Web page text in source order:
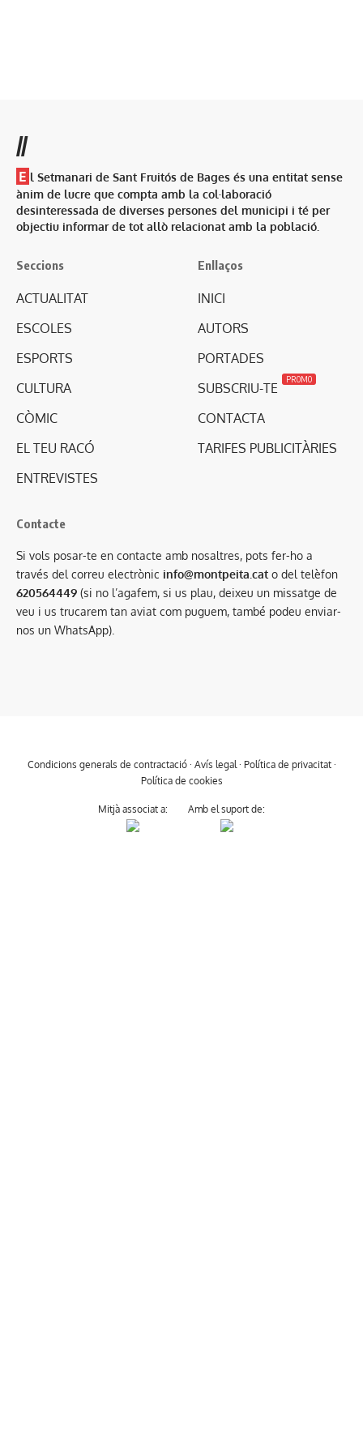
//
E l Setmanari de Sant Fruitós de Bages és una entitat sense
ànim de lucre que compta amb la col·laboració
desinteressada de diverses persones del municipi i té per
objectiu informar de tot allò relacionat amb la població.
Seccions
ACTUALITAT
ESCOLES
ESPORTS
CULTURA
CÒMIC
EL TEU RACÓ
ENTREVISTES
Enllaços
INICI
AUTORS
PORTADES
SUBSCRIU-TE
PROMO
CONTACTA
TARIFES PUBLICITÀRIES
Contacte
Si vols posar-te en contacte amb nosaltres, pots fer-ho a
través del correu electrònic info@montpeita.cat o del telèfon
620564449 (si no l’agafem, si us plau, deixeu un missatge de
veu i us trucarem tan aviat com puguem, també podeu enviar-
nos un WhatsApp).
Condicions generals de contractació· Avís legal · Política de privacitat·
Política de cookies
Mitjà associat a: Amb el suport de: